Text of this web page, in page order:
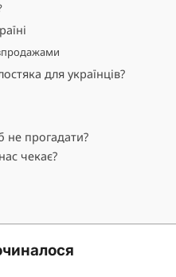
для українців?
не прогадати?
чекає?